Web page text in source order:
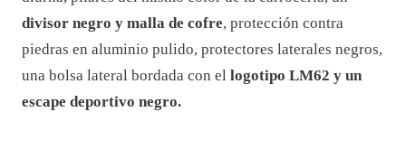
divisor negro y malla de cofre, protección contra
piedras en aluminio pulido, protectores laterales negros,
una bolsa lateral bordada con el logotipo LM62 y un
escape deportivo negro.